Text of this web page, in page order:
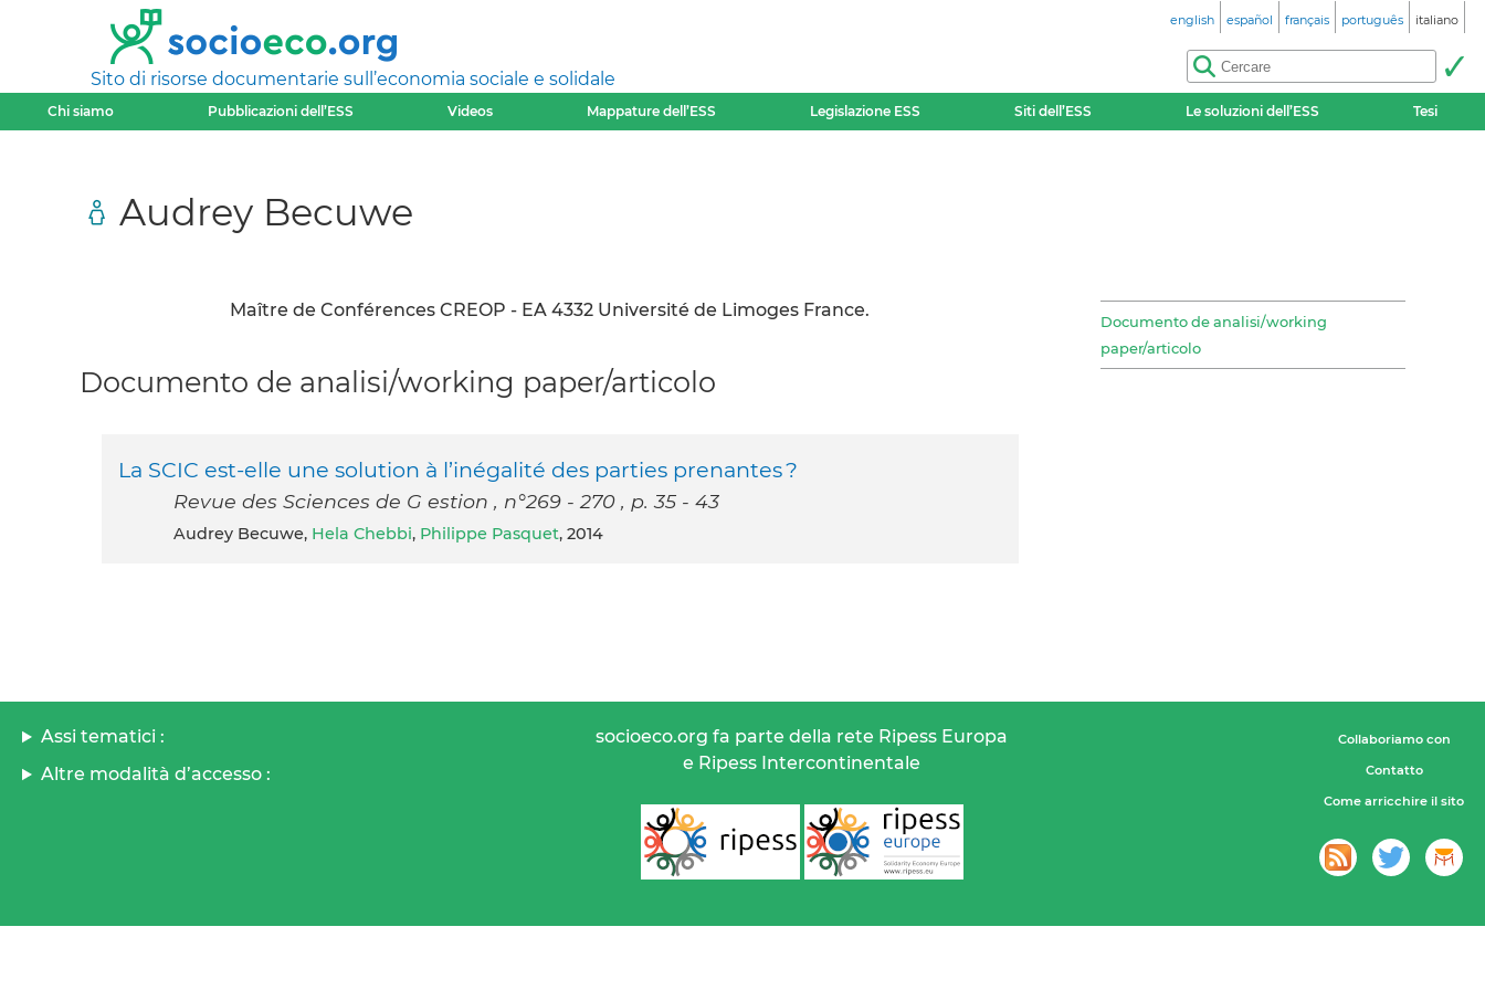
Sito di risorse documentarie sull’economia sociale e solidale
english español français português italiano
Chi siamo Pubblicazioni dell’ESS Videos Mappature dell’ESS Legislazione ESS Siti dell’ESS Le soluzioni dell’ESS Tesi
Audrey Becuwe
Maître de Conférences CREOP - EA 4332 Université de Limoges France.
Documento de analisi/working
paper/articolo
Documento de analisi/working paper/articolo
La SCIC est-elle une solution à l’inégalité des parties prenantes ?
Revue des Sciences de G estion , n°269 - 270 , p. 35 - 43
Audrey Becuwe, Hela Chebbi, Philippe Pasquet, 2014
Assi tematici :
Altre modalità d’accesso :
socioeco.org fa parte della rete Ripess Europa
e Ripess Intercontinentale
Collaboriamo con
Contatto
Come arricchire il sito